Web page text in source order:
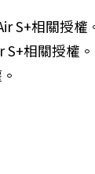
S+相關授權
相關授權。